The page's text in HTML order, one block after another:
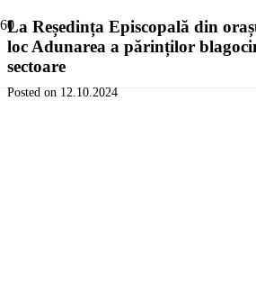
La Reședința Episcopală din
loc Adunarea a părinților
sectoare
Posted on 12.10.2024